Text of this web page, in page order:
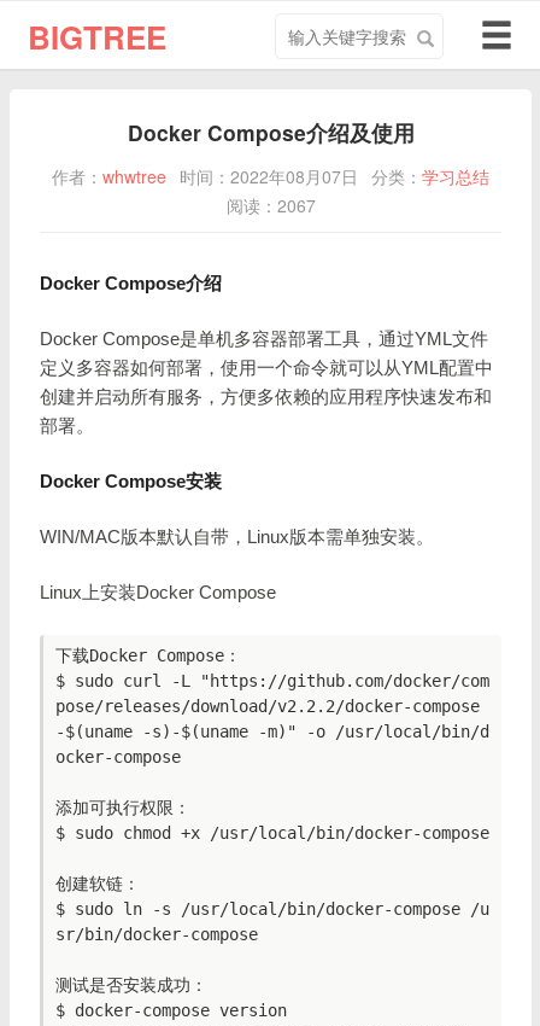
BIGTREE
关
字
导
航
切
Docker Compose介绍及使用
作者： whwtree 时间：2022年08月07日 分类： 学习总结
阅读：2067
Docker Compose介绍
Docker Compose是单机多容器部署工具，通过YML文件
定义多容器如何部署，使用一个命令就可以从YML配置中
创建并启动所有服务，方便多依赖的应用程序快速发布和
部署。
Docker Compose安装
WIN/MAC版本默认自带，Linux版本需单独安装。
Linux上安装Docker Compose
下载Docker Compose：
$ sudo curl -L "https://github.com/docker/com
pose/releases/download/v2.2.2/docker-compose
-$(uname -s)-$(uname -m)" -o /usr/local/bin/d
ocker-compose
添加可执行权限：
$ sudo chmod +x /usr/local/bin/docker-compose
创建软链：
$ sudo ln -s /usr/local/bin/docker-compose /u
sr/bin/docker-compose
测试是否安装成功：
$ docker-compose version